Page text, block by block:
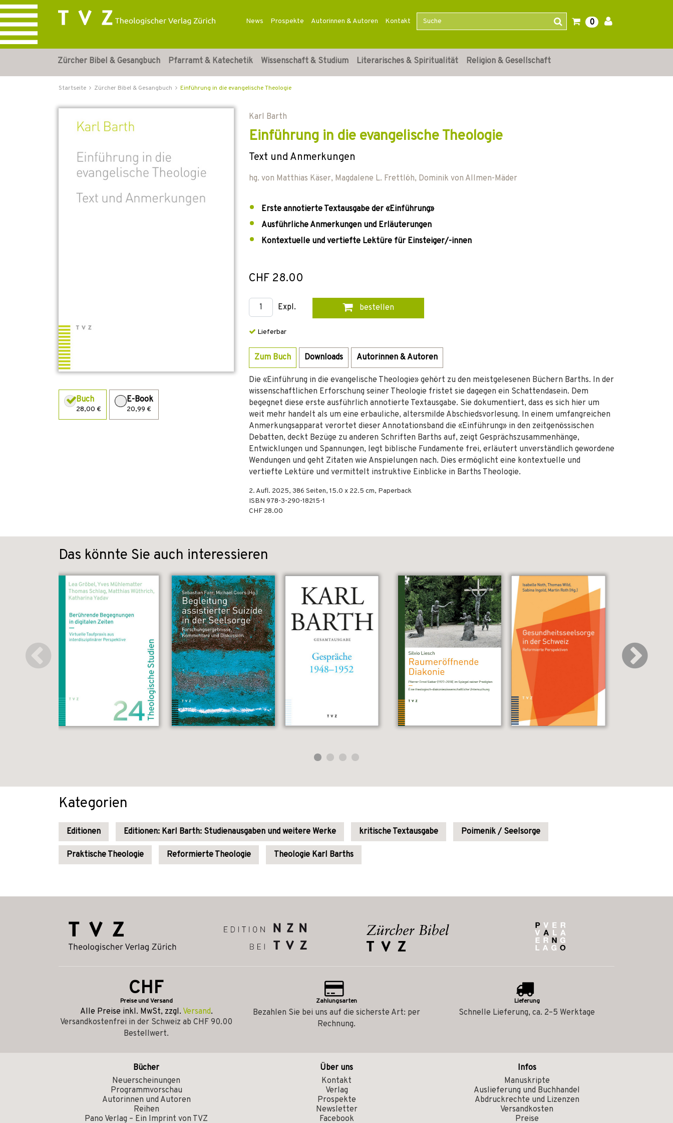
News Prospekte Autorinnen & Autoren Kontakt 0
Zürcher Bibel & Gesangbuch Pfarramt & Katechetik Wissenschaft & Studium Literarisches & Spiritualität Religion & Gesellschaft
Startseite Zürcher Bibel & Gesangbuch Einführung in die evangelische Theologie
Buch
28,00 €
E-Book
20,99 €
Karl Barth
Einführung in die evangelische Theologie
Text und Anmerkungen
hg. von Matthias Käser, Magdalene L. Frettlöh, Dominik von Allmen-Mäder
Erste annotierte Textausgabe der «Einführung»
Ausführliche Anmerkungen und Erläuterungen
Kontextuelle und vertiefte Lektüre für Einsteiger/-innen
CHF 28.00
Expl. bestellen
Lieferbar
Zum Buch Downloads Autorinnen & Autoren
Die «Einführung in die evangelische Theologie» gehört zu den meistgelesenen Büchern Barths. In der
wissenschaftlichen Erforschung seiner Theologie fristet sie dagegen ein Schattendasein. Dem
begegnet diese erste ausführlich annotierte Textausgabe. Sie dokumentiert, dass es sich hier um
weit mehr handelt als um eine erbauliche, altersmilde Abschiedsvorlesung. In einem umfangreichen
Anmerkungsapparat verortet dieser Annotationsband die «Einführung» in den zeitgenössischen
Debatten, deckt Bezüge zu anderen Schriften Barths auf, zeigt Gesprächszusammenhänge,
Entwicklungen und Spannungen, legt biblische Fundamente frei, erläutert unverständlich gewordene
Wendungen und geht Zitaten wie Anspielungen nach. Dies ermöglicht eine kontextuelle und
vertiefte Lektüre und vermittelt instruktive Einblicke in Barths Theologie.
2. Aufl. 2025, 386 Seiten, 15.0 x 22.5 cm, Paperback
ISBN 978-3-290-18215-1
CHF 28.00
Das könnte Sie auch interessieren
Kategorien
Editionen Editionen: Karl Barth: Studienausgaben und weitere Werke kritische Textausgabe Poimenik / Seelsorge
Praktische Theologie Reformierte Theologie Theologie Karl Barths
CHF
Preise und Versand
Alle Preise inkl. MwSt, zzgl. Versand.
Versandkostenfrei in der Schweiz ab CHF 90.00
Bestellwert.
Zahlungsarten
Bezahlen Sie bei uns auf die sicherste Art: per
Rechnung.
Lieferung
Schnelle Lieferung, ca. 2–5 Werktage
Bücher
Neuerscheinungen
Programmvorschau
Autorinnen und Autoren
Reihen
Pano Verlag – Ein Imprint von TVZ
Über uns
Kontakt
Verlag
Prospekte
Newsletter
Facebook
Infos
Manuskripte
Auslieferung und Buchhandel
Abdruckrechte und Lizenzen
Versandkosten
Preise